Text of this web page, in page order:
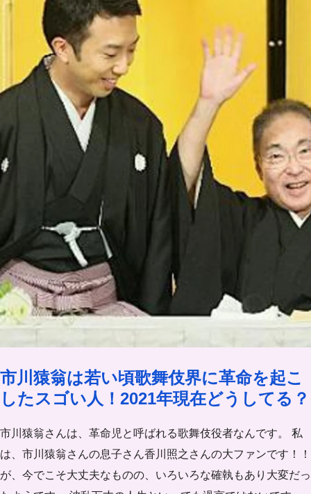
市川猿翁は若い頃歌舞伎界に革命を起こ
したスゴい人！2021年現在どうしてる？
市川猿翁さんは、革命児と呼ばれる歌舞伎役者なんです。 私
は、市川猿翁さんの息子さん香川照之さんの大ファンです！！
が、今でこそ大丈夫なものの、いろいろな確執もあり大変だっ